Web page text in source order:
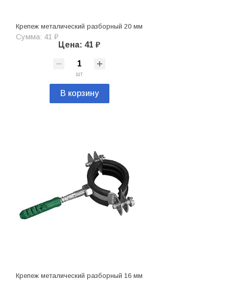
Крепеж металический разборный 20 мм
Сумма: 41 ₽
Цена: 41 ₽
шт
В корзину
Крепеж металический разборный 16 мм